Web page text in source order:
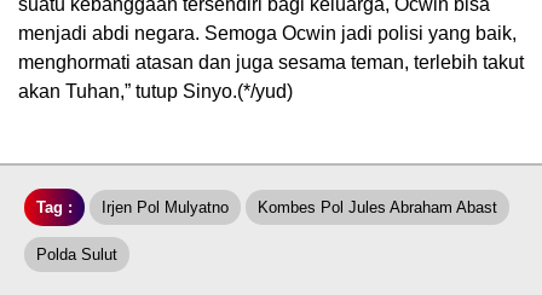
suatu kebanggaan tersendiri bagi keluarga, Ocwin bisa
menjadi abdi negara. Semoga Ocwin jadi polisi yang baik,
menghormati atasan dan juga sesama teman, terlebih takut
akan Tuhan,” tutup Sinyo.(*/yud)
Tag : Irjen Pol Mulyatno Kombes Pol Jules Abraham Abast
Polda Sulut